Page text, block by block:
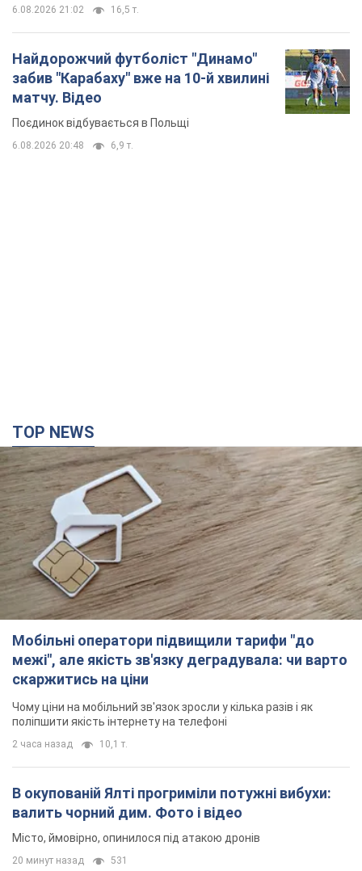
6.08.2026 21:02 16,5 т.
Найдорожчий футболіст "Динамо"
забив "Карабаху" вже на 10-й хвилині
матчу. Відео
Поєдинок відбувається в Польщі
6.08.2026 20:48 6,9 т.
TOP NEWS
Мобільні оператори підвищили тарифи "до
межі", але якість зв'язку деградувала: чи варто
скаржитись на ціни
Чому ціни на мобільний зв'язок зросли у кілька разів і як
поліпшити якість інтернету на телефоні
2 часа назад 10,1 т.
В окупованій Ялті прогриміли потужні вибухи:
валить чорний дим. Фото і відео
Місто, ймовірно, опинилося під атакою дронів
20 минут назад 531